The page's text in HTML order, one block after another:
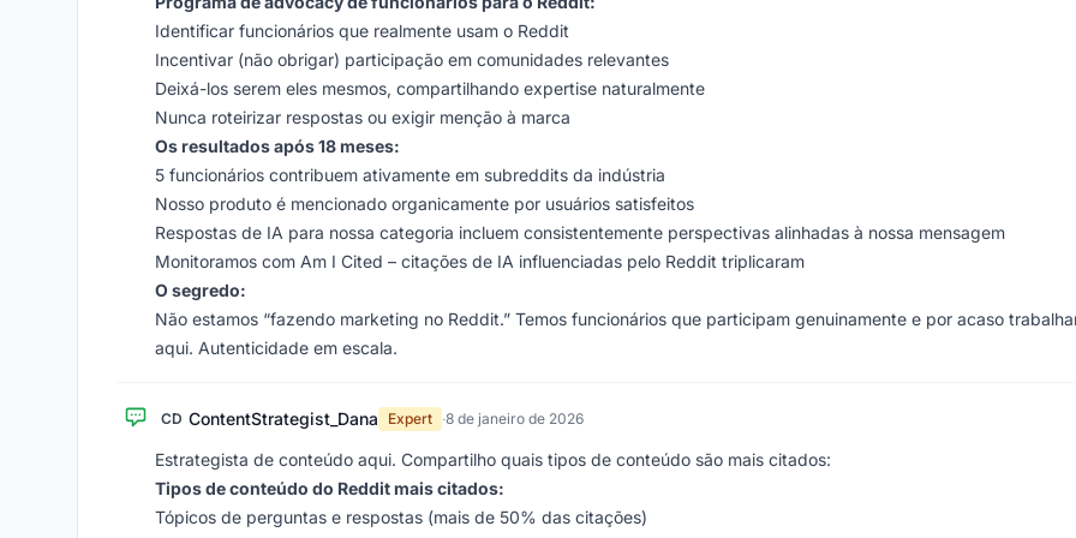
Identificar funcionários que realmente usam o Reddit
Incentivar (não obrigar) participação em comunidades relevantes
Deixá-los serem eles mesmos, compartilhando expertise naturalmente
Nunca roteirizar respostas ou exigir menção à marca
Os resultados após 18 meses:
5 funcionários contribuem ativamente em subreddits da indústria
Nosso produto é mencionado organicamente por usuários satisfeitos
Respostas de IA para nossa categoria incluem consistentemente perspectivas alinhadas à nossa mensagem
Monitoramos com Am I Cited – citações de IA influenciadas pelo Reddit triplicaram
O segredo:
Não estamos “fazendo marketing no Reddit.” Temos funcionários que participam genuinamente e por acaso
aqui. Autenticidade em escala.
CD ContentStrategist_Dana Expert ·8 de janeiro de 2026
Estrategista de conteúdo aqui. Compartilho quais tipos de conteúdo são mais citados:
Tipos de conteúdo do Reddit mais citados:
Tópicos de perguntas e respostas (mais de 50% das citações)